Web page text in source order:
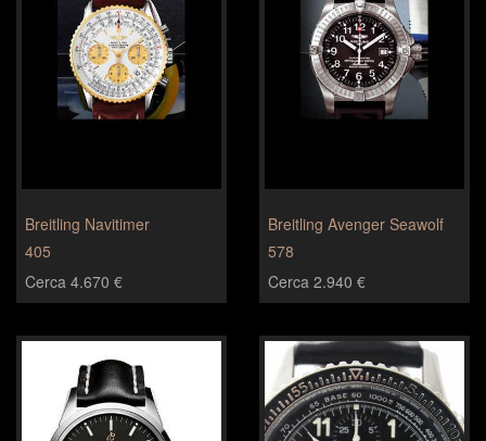
Breitling Navitimer
405
Cerca 4.670 €
Breitling Avenger Seawolf
578
Cerca 2.940 €